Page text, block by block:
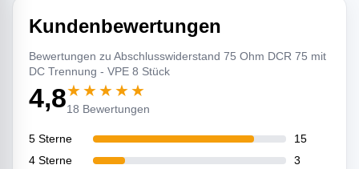
Kundenbewertungen
Bewertungen zu Abschlusswiderstand 75 Ohm DCR 75 mit
DC Trennung - VPE 8 Stück
4,8★★★★★
18 Bewertungen
5 Sterne
15
4 Sterne
3